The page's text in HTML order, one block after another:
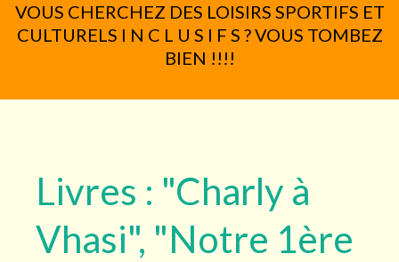
VOUS CHERCHEZ DES LOISIRS SPORTIFS ET
CULTURELS I N C L U S I F S ? VOUS TOMBEZ
BIEN !!!!
Livres : "Charly à
Vhasi", "Notre 1ère